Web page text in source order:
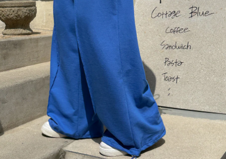
신상 5%
베스트
MADE
세트할인 ~30%
살안타템
110사이즈
아우터
티셔츠
블라우스
원피스
팬츠
스커트